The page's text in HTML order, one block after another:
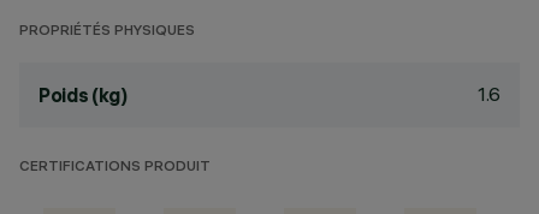
PROPRIÉTÉS PHYSIQUES
Poids (kg) 1.6
CERTIFICATIONS PRODUIT